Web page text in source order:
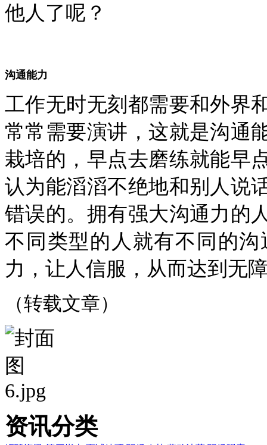
他人了呢？
沟通能力
工作无时无刻都需要和外界
常常需要演讲，这就是沟通
栽培的，早点去磨练就能早
认为能滔滔不绝地和别人说
错误的。拥有强大沟通力的
不同类型的人就有不同的
力，让人信服，从而达到无
（转载文章）
资讯分类